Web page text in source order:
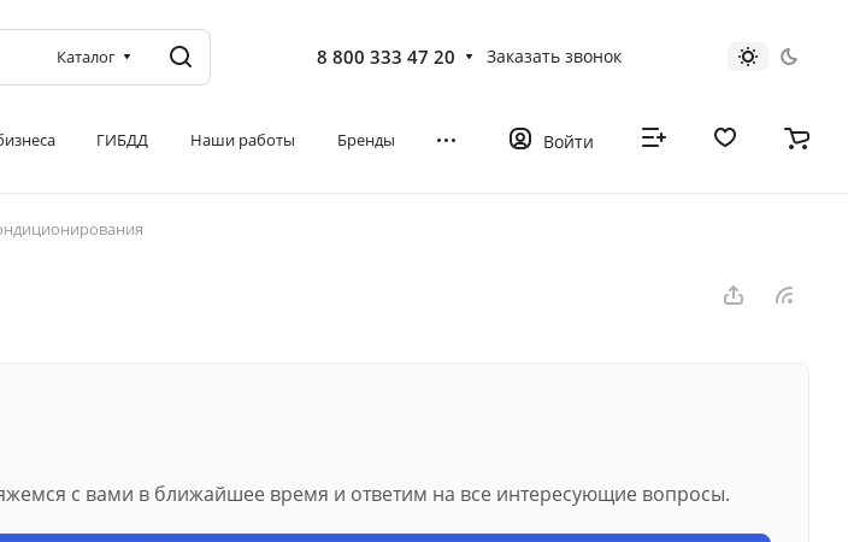
Каталог 8 800 333 47 20 Заказать звонок
ГИБДД Наши работы Бренды Войти
с вами в ближайшее время и ответим на все интересующие вопросы.